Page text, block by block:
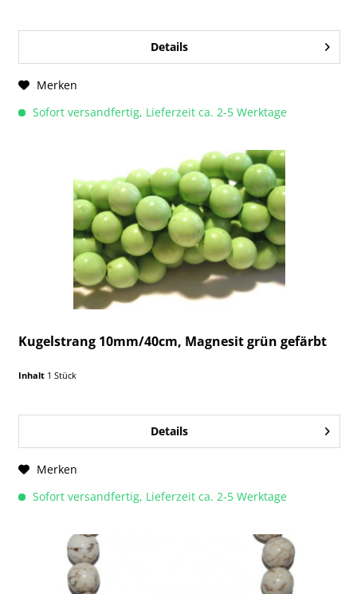
Details
Merken
Sofort versandfertig, Lieferzeit ca. 2-5 Werktage
Kugelstrang 10mm/40cm, Magnesit grün gefärbt
Inhalt 1 Stück
Details
Merken
Sofort versandfertig, Lieferzeit ca. 2-5 Werktage